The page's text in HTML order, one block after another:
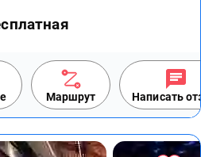
Маршрут Написать